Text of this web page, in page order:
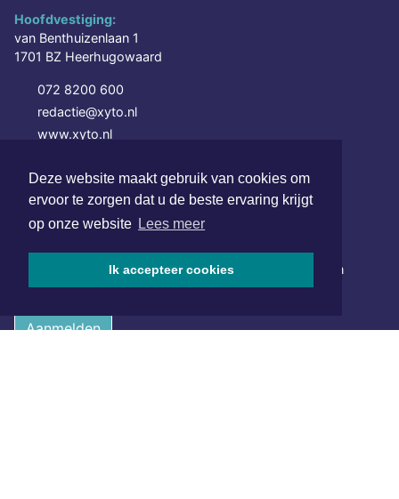
Deze website maakt gebruik van cookies om
ervoor te zorgen dat u de beste ervaring krijgt
op onze website Lees meer
Ik accepteer cookies
Hoofdvestiging:
van Benthuizenlaan 1
1701 BZ Heerhugowaard
072 8200 600
redactie@xyto.nl
www.xyto.nl
SOCIAL MEDIA
NIEUWSBRIEF AANMELDEN
Schrijf je in voor onze nieuwsbrief en krijg wekelijks een
samenvatting van alle gebeurtenissen uit jouw regio.
Aanmelden